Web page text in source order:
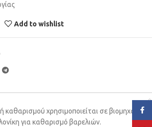
Add to wishlist
καθαρισμού χρησιμοποιείται σε βιομηχανία
για καθαρισμό βαρελιών.